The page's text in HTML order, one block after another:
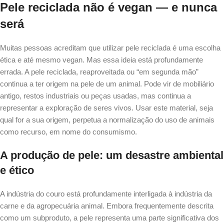
Pele reciclada não é vegan — e nunca
será
Muitas pessoas acreditam que utilizar pele reciclada é uma escolha
ética e até mesmo vegan. Mas essa ideia está profundamente
errada. A pele reciclada, reaproveitada ou “em segunda mão”
continua a ter origem na pele de um animal. Pode vir de mobiliário
antigo, restos industriais ou peças usadas, mas continua a
representar a exploração de seres vivos. Usar este material, seja
qual for a sua origem, perpetua a normalização do uso de animais
como recurso, em nome do consumismo.
A produção de pele: um desastre ambiental
e ético
A indústria do couro está profundamente interligada à indústria da
carne e da agropecuária animal. Embora frequentemente descrita
como um subproduto, a pele representa uma parte significativa dos